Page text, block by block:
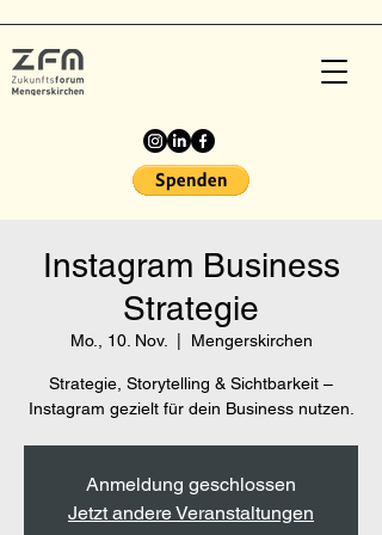
Instagram Business
Strategie
Mo., 10. Nov. Mengerskirchen
Strategie, Storytelling & Sichtbarkeit –
Instagram gezielt für dein Business nutzen.
Anmeldung geschlossen
Jetzt andere Veranstaltungen